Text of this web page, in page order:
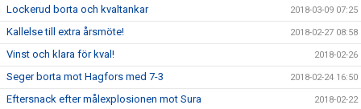
Lockerud borta och kvaltankar 2018-03-09 07:25
Kallelse till extra årsmöte! 2018-02-27 08:58
Vinst och klara för kval! 2018-02-26
Seger borta mot Hagfors med 7-3 2018-02-24 16:50
Eftersnack efter målexplosionen mot Sura 2018-02-22